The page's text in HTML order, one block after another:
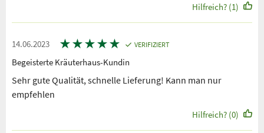
Hilfreich? (1)
14.06.2023 ★★★★★ VERIFIZIERT
Begeisterte Kräuterhaus-Kundin
Sehr gute Qualität, schnelle Lieferung! Kann man nur
empfehlen
Hilfreich? (0)